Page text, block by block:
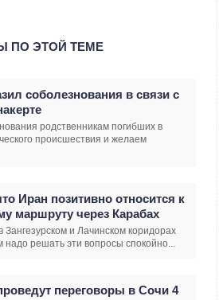
ПО ЭТОЙ ТЕМЕ
соболезнования в связи с
родственникам погибших в
происшествия и желаем
Иран позитивно относится к
маршруту через Карабах
Зангезурском и Лачинском коридорах
решать эти вопросы спокойно...
переговоры в Сочи 4